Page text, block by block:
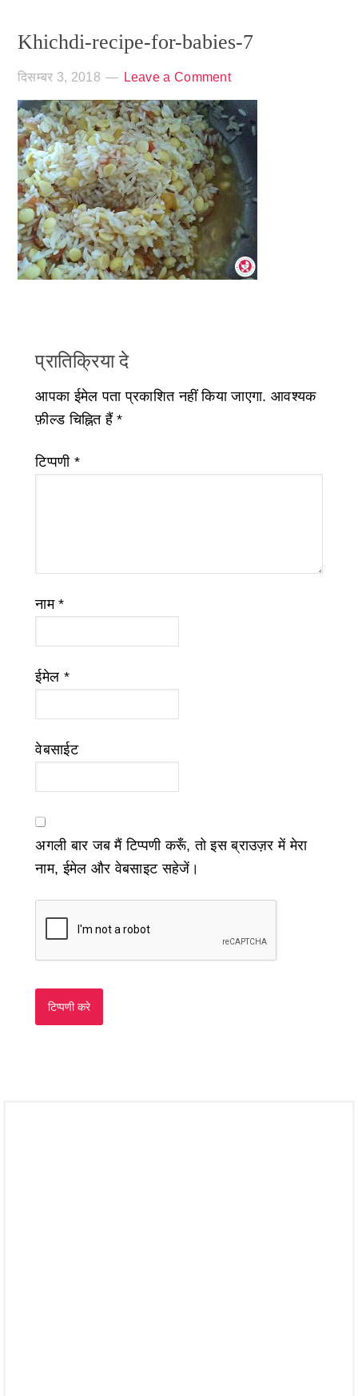
Khichdi-recipe-for-babies-7
दिसम्बर 3, 2018 Leave a Comment
प्रातिक्रिया दे
आपका ईमेल पता प्रकाशित नहीं किया जाएगा. आवश्यक
फ़ील्ड चिह्नित हैं*
टिप्पणी *
नाम*
ईमेल *
वेबसाईट
अगली बार जब मैं टिप्पणी करूँ, तो इस ब्राउज़र में मेरा
नाम, ईमेल और वेबसाइट सहेजें।